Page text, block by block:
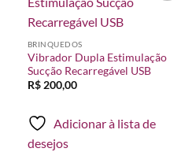
BRINQUEDOS
Vibrador Dupla Estimulação
Sucção Recarregável USB
R$200,00
Adicionar à lista de
desejos